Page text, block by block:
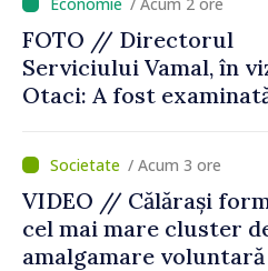
consumul în orele de
FOTO // Directorul
Serviciului Vamal, în
Otaci: A fost
control vamal cu un
performant/ Acum 3 ore
VIDEO // Călărași
cel mai mare cluster
amalgamare